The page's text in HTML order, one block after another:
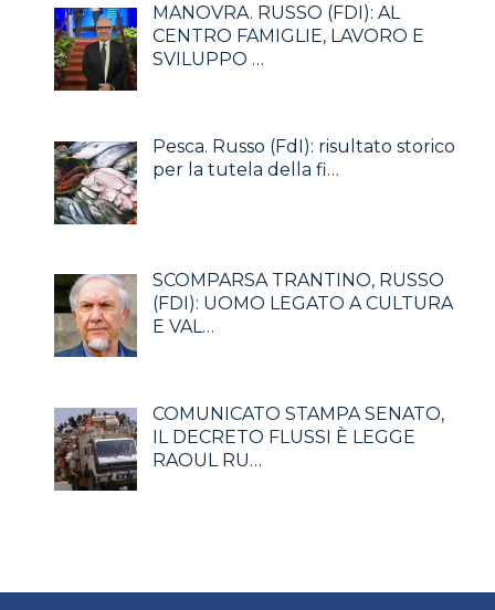
MANOVRA. RUSSO (FDI): AL
CENTRO FAMIGLIE, LAVORO E
SVILUPPO …
Pesca. Russo (FdI): risultato storico
per la tutela della fi…
SCOMPARSA TRANTINO, RUSSO
(FDI): UOMO LEGATO A CULTURA
E VAL…
COMUNICATO STAMPA SENATO,
IL DECRETO FLUSSI È LEGGE
RAOUL RU…